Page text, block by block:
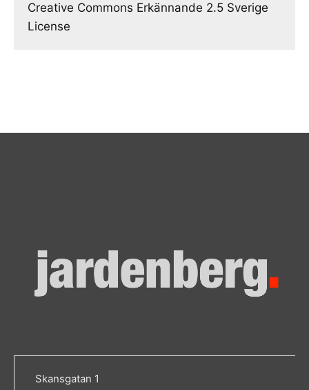
Creative Commons Erkännande 2.5 Sverige
License
Skansgatan 1